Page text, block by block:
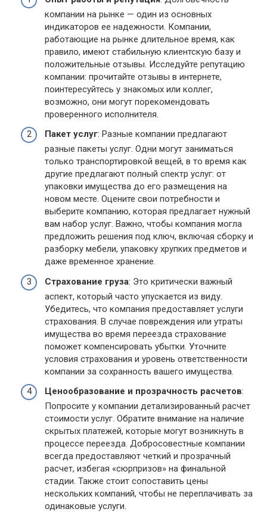
компании на рынке — один из основных
индикаторов ее надежности. Компании,
работающие на рынке длительное время, как
правило, имеют стабильную клиентскую базу и
положительные отзывы. Исследуйте репутацию
компании: прочитайте отзывы в интернете,
поинтересуйтесь у знакомых или коллег,
возможно, они могут порекомендовать
проверенного исполнителя.
Пакет услуг: Разные компании предлагают
разные пакеты услуг. Одни могут заниматься
только транспортировкой вещей, в то время как
другие предлагают полный спектр услуг: от
упаковки имущества до его размещения на
новом месте. Оцените свои потребности и
выберите компанию, которая предлагает нужный
вам набор услуг. Важно, чтобы компания могла
предложить решения под ключ, включая сборку и
разборку мебели, упаковку хрупких предметов и
даже временное хранение.
Страхование груза: Это критически важный
аспект, который часто упускается из виду.
Убедитесь, что компания предоставляет услуги
страхования. В случае повреждения или утраты
имущества во время переезда страхование
поможет компенсировать убытки. Уточните
условия страхования и уровень ответственности
компании за сохранность вашего имущества.
Ценообразование и прозрачность расчетов:
Попросите у компании детализированный расчет
стоимости услуг. Обратите внимание на наличие
скрытых платежей, которые могут возникнуть в
процессе переезда. Добросовестные компании
всегда предоставляют четкий и прозрачный
расчет, избегая «сюрпризов» на финальной
стадии. Также стоит сопоставить цены
нескольких компаний, чтобы не переплачивать за
одинаковые услуги.